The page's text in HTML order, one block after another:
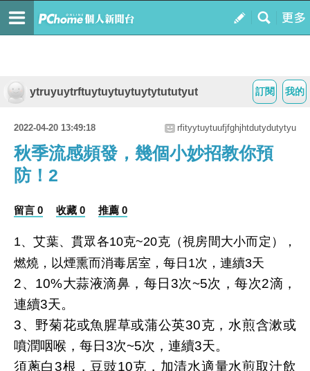
我的
訂閱
ytruyuytrftuytuytuytuytytututyut
2022-04-20 13:49:18 rfityytuytuufjfghjhtdutydutytyu
秋季流感頻發，幾個小妙招教你預
防！2
留言 0 收藏 0 推薦 0
1、艾葉、貫眾各10克~20克（視房間大小而定），
燃燒，以煙熏而消毒居室，每日1次，連續3天
2、10%大蒜液滴鼻，每日3次~5次，每次2滴，
連續3天。
3、野菊花或魚腥草或蒲公英30克，水煎含漱或
噴潤咽喉，每日3次~5次，連續3天。
須蔥白3根，豆豉10克，加清水適量水煎取汁飲